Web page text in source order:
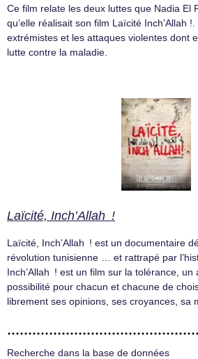
Ce film relate les deux luttes que Nadia El
qu’elle réalisait son film Laïcité Inch’Allah
extrémistes et les attaques violentes dont
lutte contre la maladie.
Laïcité, Inch’Allah !
Laïcité, Inch’Allah ! est un documentaire
révolution tunisienne … et rattrapé par
Inch’Allah ! est un film sur la tolérance, un
possibilité pour chacun et chacune de
librement ses opinions, ses croyances, sa
Recherche dans la base de données